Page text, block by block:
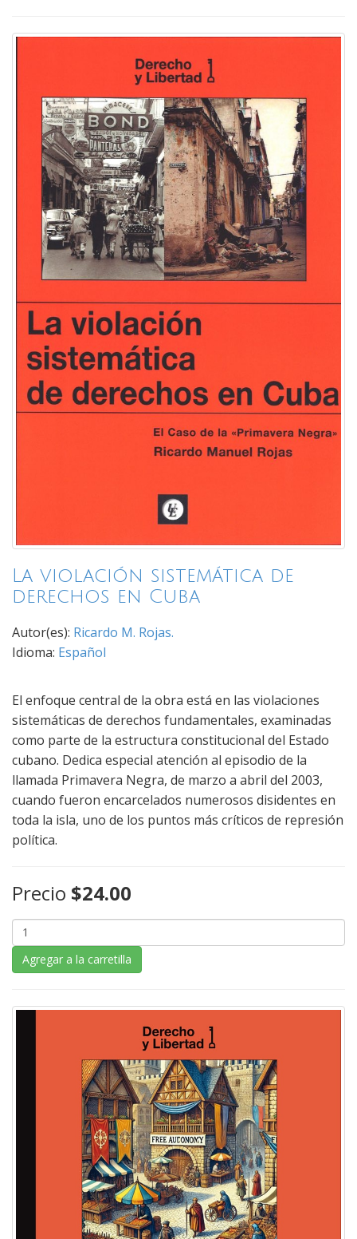
La violación sistemática de
derechos en Cuba
Autor(es): Ricardo M. Rojas.
Idioma: Español
El enfoque central de la obra está en las violaciones
sistemáticas de derechos fundamentales, examinadas
como parte de la estructura constitucional del Estado
cubano. Dedica especial atención al episodio de la
llamada Primavera Negra, de marzo a abril del 2003,
cuando fueron encarcelados numerosos disidentes en
toda la isla, uno de los puntos más críticos de represión
política.
Precio $24.00
Agregar a la carretilla